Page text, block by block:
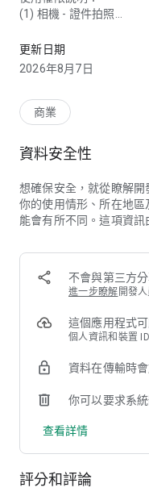
(1) 相機 - 證件拍照
(3) 讀取手機狀態 - 電信
(4) 儲存空間 - 瀏覽圖片庫
●為確保您的帳務安全，
置，並且於裝置內安裝防
●為了有更佳的用戶體驗
8.0(含)以上)。
●EZWAY蒐集之個人資料
碼、電子信箱)等資訊。
更新日期
2026年8月7日
商業
資料安全性
想確保安全，就從瞭解
你的使用情形、所在地
能會有所不同。這項資訊
不會與第三方
進一步瞭解 開發
這個應用程式
個人資訊和裝置
資料在傳輸時
你可以要求系
查看詳情
評分和評論